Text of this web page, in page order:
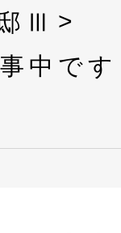
Ⅲ
中で